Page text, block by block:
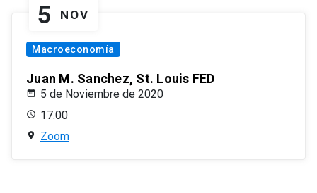
5 NOV
Macroeconomía
Juan M. Sanchez, St. Louis FED
5 de Noviembre de 2020
17:00
Zoom